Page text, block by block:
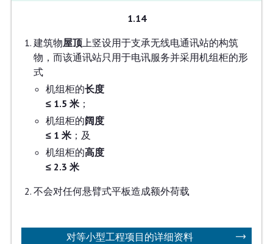
1.14
建筑物屋顶上竖设用于支承无线电通讯站的构筑
物，而该通讯站只用于电讯服务并采用机组柜的形
式
机组柜的长度
≤ 1.5 米；
机组柜的阔度
≤ 1 米；及
机组柜的高度
≤ 2.3 米
不会对任何悬臂式平板造成额外荷载
对等小型工程项目的详细资料